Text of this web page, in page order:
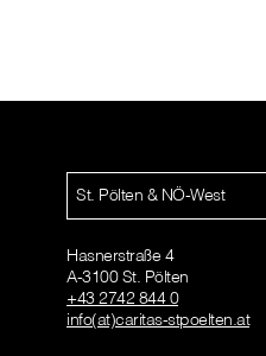
St. Pölten & NÖ-West
Hasnerstraße 4
A-3100 St. Pölten
+43 2742 844 0
info(at)caritas-stpoelten.at